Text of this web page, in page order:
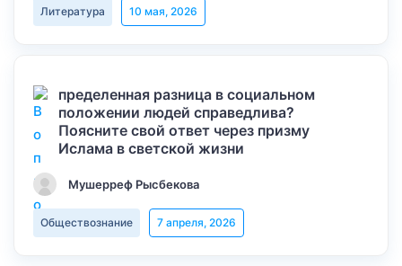
Литература 10 мая, 2026
пределенная разница в социальном
положении людей справедлива?
Поясните свой ответ через призму
Ислама в светской жизни
Мушерреф Рысбекова
Обществознание 7 апреля, 2026